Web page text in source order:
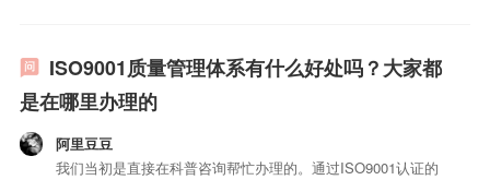
ISO9001质量管理体系有什么好处吗？大家都
是在哪里办理的
阿里豆豆
我们当初是直接在科普咨询帮忙办理的。通过ISO9001认证的